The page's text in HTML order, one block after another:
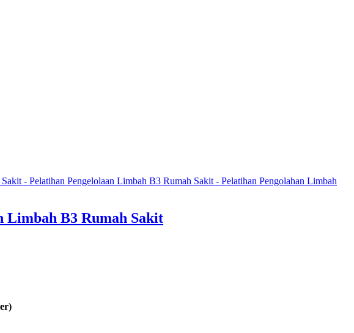
- Pelatihan Pengelolaan Limbah B3 Rumah Sakit - Pelatihan Pengolahan Limbah
Limbah B3 Rumah Sakit